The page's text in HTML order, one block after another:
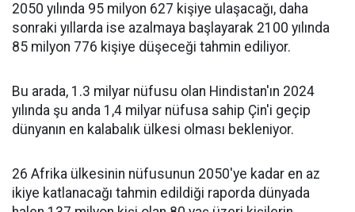
2050 yılında 95 milyon 627 kişiye ulaşacağı, daha
sonraki yıllarda ise azalmaya başlayarak 2100 yılında
85 milyon 776 kişiye düşeceği tahmin ediliyor.
Bu arada, 1.3 milyar nüfusu olan Hindistan'ın 2024
yılında şu anda 1,4 milyar nüfusa sahip Çin'i geçip
dünyanın en kalabalık ülkesi olması bekleniyor.
26 Afrika ülkesinin nüfusunun 2050'ye kadar en az
ikiye katlanacağı tahmin edildiği raporda dünyada